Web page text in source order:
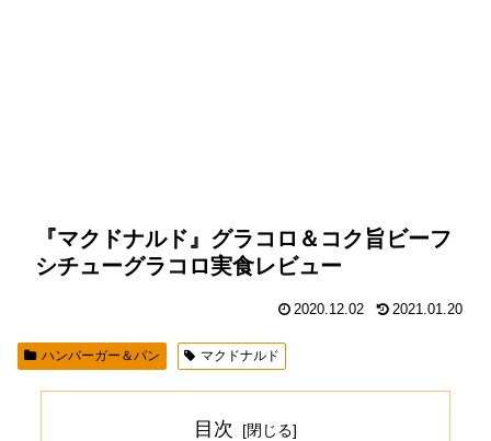
『マクドナルド』グラコロ＆コク旨ビーフ
シチューグラコロ実食レビュー
2020.12.02 2021.01.20
ハンバーガー＆パン マクドナルド
目次